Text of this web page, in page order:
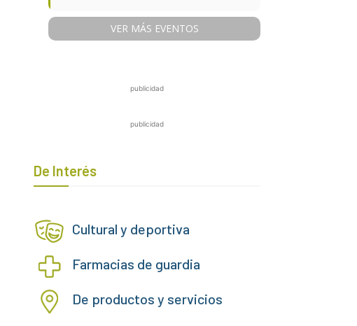
VER MÁS EVENTOS
publicidad
publicidad
De Interés
Cultural y deportiva
Farmacias de guardia
De productos y servicios